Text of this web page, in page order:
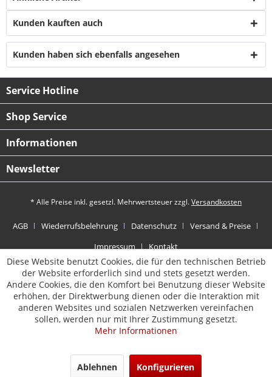
Kunden kauften auch
Kunden haben sich ebenfalls angesehen
Service Hotline
Shop Service
Informationen
Newsletter
* Alle Preise inkl. gesetzl. Mehrwertsteuer zzgl.Versandkosten
AGB Wiederrufsbelehrung Datenschutz
Versand & Preise
Impressum
Kontakt
Diese Website benutzt Cookies, die für den technischen Betrieb
der Website erforderlich sind und stets gesetzt werden.
Andere Cookies, die den Komfort bei Benutzung dieser Website
erhöhen, der Direktwerbung dienen oder die Interaktion mit
anderen Websites und sozialen Netzwerken vereinfachen
sollen, werden nur mit Ihrer Zustimmung gesetzt.
Mehr Informationen
Ablehnen Konfigurieren